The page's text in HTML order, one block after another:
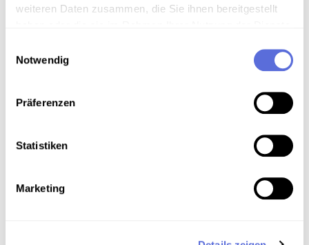
weiteren Daten zusammen, die Sie ihnen bereitgestellt
Notwendig
Präferenzen
Statistiken
Marketing
Metadaten
Verortung in der digitalen Sammlung
Schlagworte
Instrumentale Unterhaltungsmusik
Publizierte und